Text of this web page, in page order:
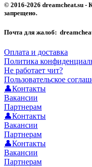
© 2016-2026 dreamcheat.su -
запрещено.
Почта для жалоб:
Оплата и доставка
Политика
Не работает чит?
Пользовательское
👤Контакты
Вакансии
Партнерам
👤Контакты
Вакансии
Партнерам
👤Контакты
Вакансии
Партнерам